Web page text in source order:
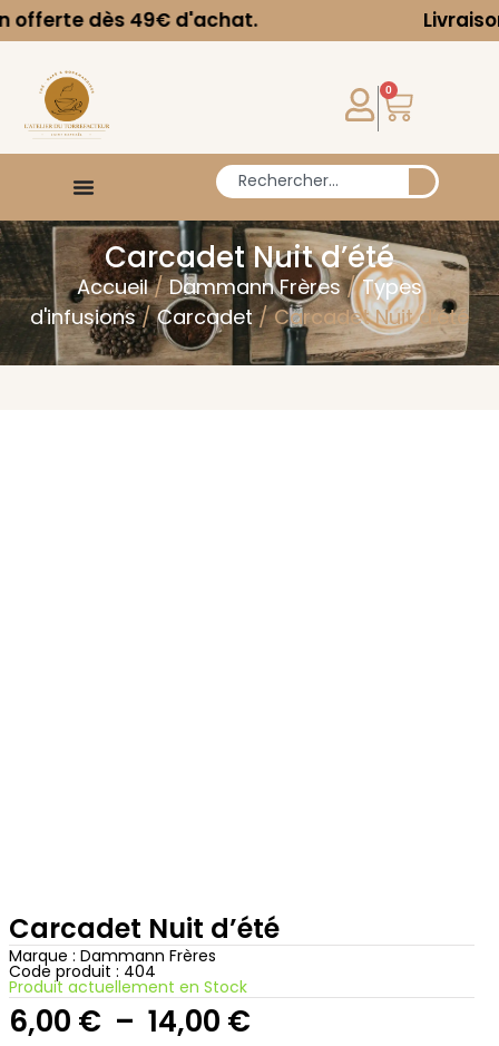
dès 49€ d'achat. Livraison
0
Carcadet Nuit d’été
Accueil/Dammann Frères/Types
d'infusions/Carcadet/ Carcadet Nuit d’été
Carcadet Nuit d’été
Marque : Dammann Frères
Code produit : 404
Produit actuellement en Stock
6,00 € – 14,00 €